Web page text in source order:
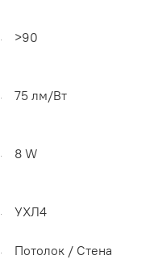
>90
75 лм/Вт
8 W
УХЛ4
Потолок / Cтена